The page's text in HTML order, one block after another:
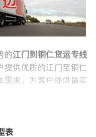
的江门到铜仁货运专线
提供优质的江门至铜仁
需求，为客户提供最实
货运专线物流解决方
表